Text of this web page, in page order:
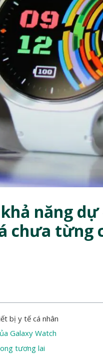
năng
chưa từng
bị y tế cá nhân
Galaxy Watch
tương lai